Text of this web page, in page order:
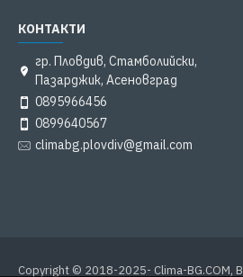
КОНТАКТИ
гр. Пловдив, Стамболийски,
Пазарджик, Асеновград
0895966456
0899640567
climabg.plovdiv@gmail.com
Copyright © 2018-2025- Clima-BG.COM,